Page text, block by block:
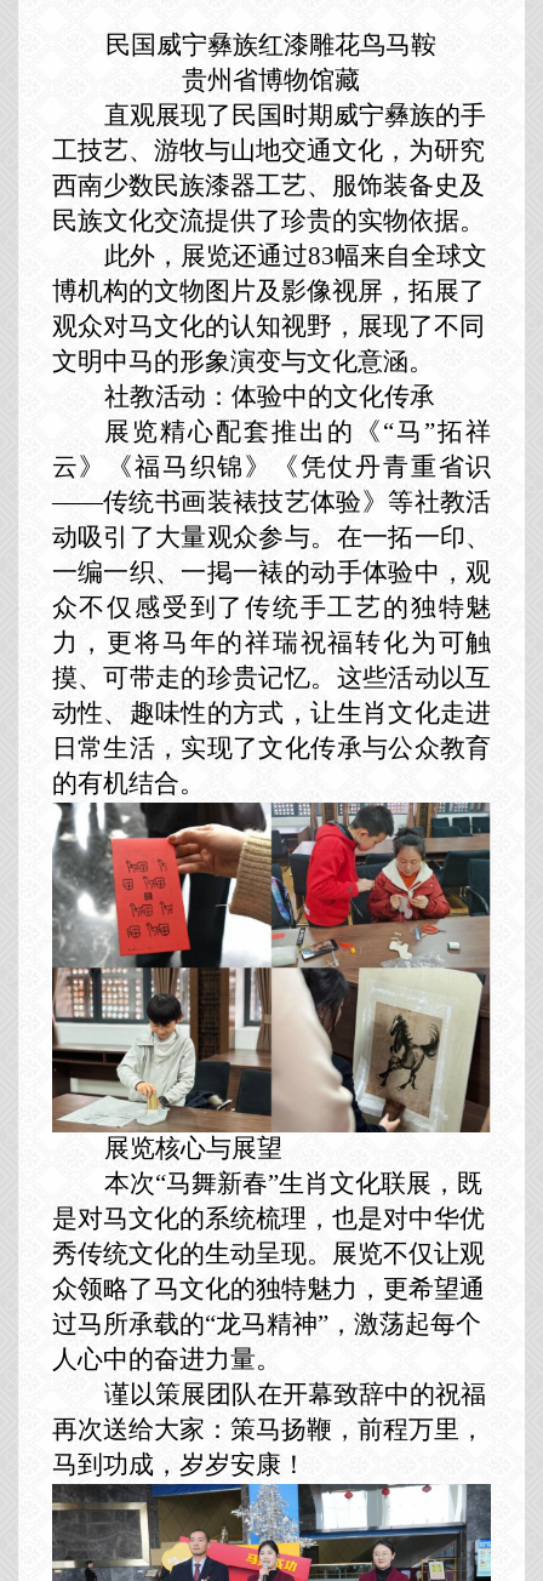
民国威宁彝族红漆雕花鸟马鞍
贵州省博物馆藏
直观展现了民国时期威宁彝族的手
工技艺、游牧与山地交通文化，为研究
西南少数民族漆器工艺、服饰装备史及
民族文化交流提供了珍贵的实物依据。
此外，展览还通过83幅来自全球文
博机构的文物图片及影像视屏，拓展了
观众对马文化的认知视野，展现了不同
文明中马的形象演变与文化意涵。
社教活动：体验中的文化传承
展览精心配套推出的《“马”拓祥
云》《福马织锦》《凭仗丹青重省识
——传统书画装裱技艺体验》等社教活
动吸引了大量观众参与。在一拓一印、
一编一织、一掲一裱的动手体验中，观
众不仅感受到了传统手工艺的独特魅
力，更将马年的祥瑞祝福转化为可触
摸、可带走的珍贵记忆。这些活动以互
动性、趣味性的方式，让生肖文化走进
日常生活，实现了文化传承与公众教育
的有机结合。
展览核心与展望
本次“马舞新春”生肖文化联展，既
是对马文化的系统梳理，也是对中华优
秀传统文化的生动呈现。展览不仅让观
众领略了马文化的独特魅力，更希望通
过马所承载的“龙马精神”，激荡起每个
人心中的奋进力量。
谨以策展团队在开幕致辞中的祝福
再次送给大家：策马扬鞭，前程万里，
马到功成，岁岁安康！